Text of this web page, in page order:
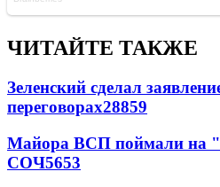
ЧИТАЙТЕ ТАКЖЕ
Зеленский сделал
переговорах28859
Майора ВСП поймали на
СОЧ5653